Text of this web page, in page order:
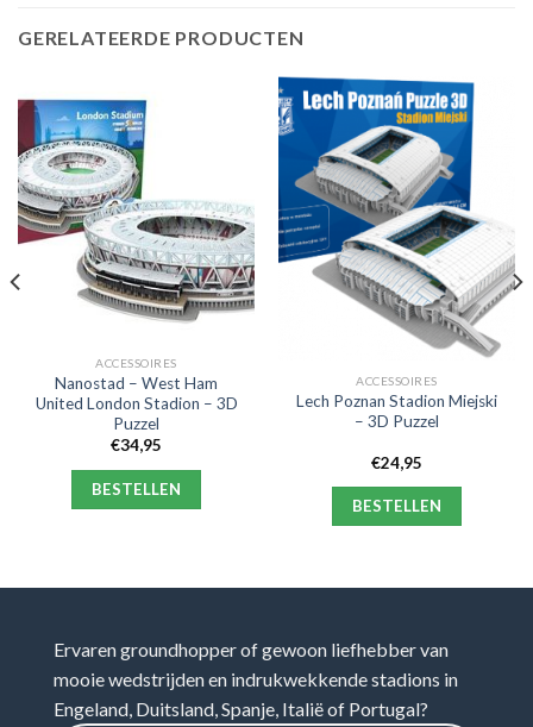
GERELATEERDE PRODUCTEN
ACCESSOIRES
Nanostad – West Ham
United London Stadion – 3D
Puzzel
€34,95
BESTELLEN
ACCESSOIRES
Lech Poznan Stadion Miejski
– 3D Puzzel
€24,95
BESTELLEN
Ervaren groundhopper of gewoon liefhebber van
mooie wedstrijden en indrukwekkende stadions in
Engeland, Duitsland, Spanje, Italië of Portugal?